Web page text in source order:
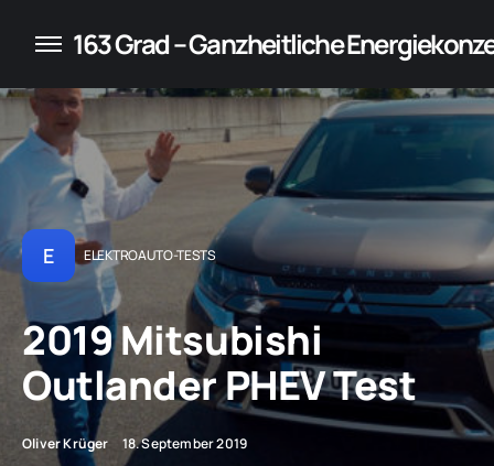
für Unternehmen
163 Grad – Ganzheitliche
E ELEKTROAUTO-TESTS
2019 Mitsubishi
Outlander PHEV Test
Oliver Krüger 18. September 2019